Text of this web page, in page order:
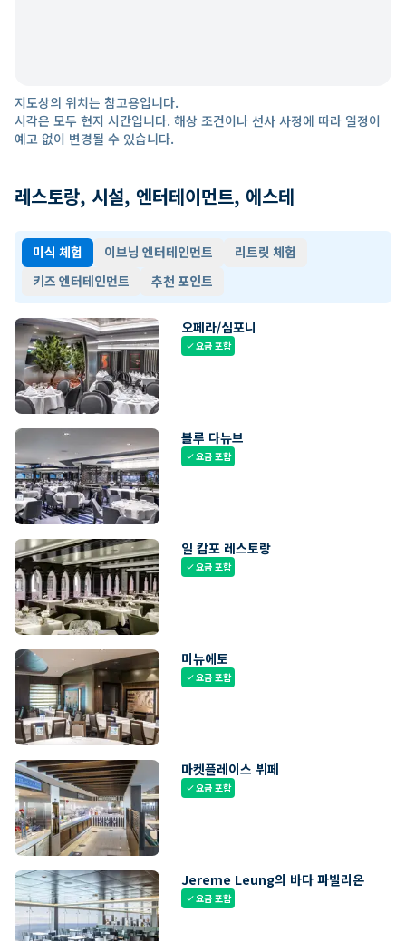
지도상의 위치는 참고용입니다.
시각은 모두 현지 시간입니다. 해상 조건이나 선사 사정에 따라 일정이
예고 없이 변경될 수 있습니다.
레스토랑, 시설, 엔터테이먼트, 에스테
미식 체험 이브닝 엔터테인먼트
리트릿 체험
키즈 엔터테인먼트
추천 포인트
오페라/심포니
check요금 포함
블루 다뉴브
check요금 포함
일 캄포 레스토랑
check요금 포함
미뉴에토
check요금 포함
마켓플레이스 뷔페
check요금 포함
Jereme Leung의 바다 파빌리온
check요금 포함